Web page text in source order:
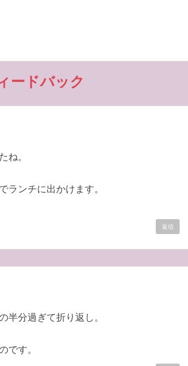
ードバック
。
ンチに出かけます。
返信
分過ぎて折り返し。
です。